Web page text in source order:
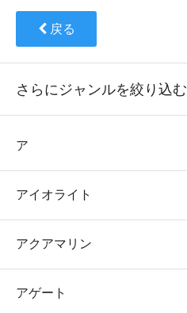
戻る
さらにジャンルを絞り込む
ア
アイオライト
アクアマリン
アゲート